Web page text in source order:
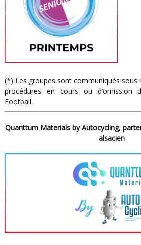
(*) Les groupes sont communiqués sous
procédures en cours ou d’omission
Football.
Quanttum Materials by Autocycling, partenaire du football féminin
alsacien